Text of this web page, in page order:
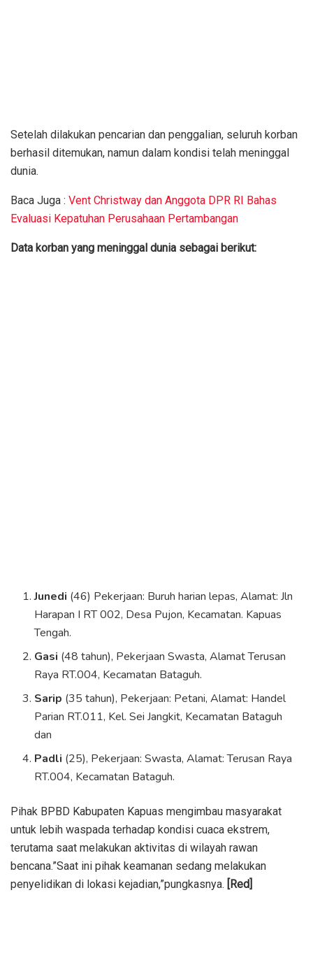
Setelah dilakukan pencarian dan penggalian, seluruh korban
berhasil ditemukan, namun dalam kondisi telah meninggal
dunia.
Baca Juga : Vent Christway dan Anggota DPR RI Bahas
Evaluasi Kepatuhan Perusahaan Pertambangan
Data korban yang meninggal dunia sebagai berikut:
Junedi (46) Pekerjaan: Buruh harian lepas, Alamat: Jln
Harapan I RT 002, Desa Pujon, Kecamatan. Kapuas
Tengah.
Gasi (48 tahun), Pekerjaan Swasta, Alamat Terusan
Raya RT.004, Kecamatan Bataguh.
Sarip (35 tahun), Pekerjaan: Petani, Alamat: Handel
Parian RT.011, Kel. Sei Jangkit, Kecamatan Bataguh
dan
Padli (25), Pekerjaan: Swasta, Alamat: Terusan Raya
RT.004, Kecamatan Bataguh.
Pihak BPBD Kabupaten Kapuas mengimbau masyarakat
untuk lebih waspada terhadap kondisi cuaca ekstrem,
terutama saat melakukan aktivitas di wilayah rawan
bencana.”Saat ini pihak keamanan sedang melakukan
penyelidikan di lokasi kejadian,”pungkasnya. [Red]